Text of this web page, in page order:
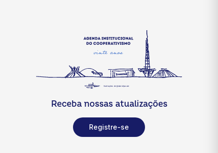
Receba nossas atualizações
Registre-se